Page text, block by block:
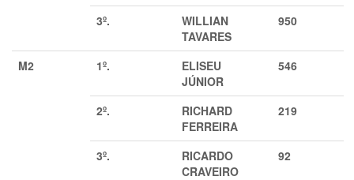
3º.
WILLIAN
TAVARES
950
M2 1º.
ELISEU
JÚNIOR
546
2º.
RICHARD
FERREIRA
219
3º.
RICARDO
CRAVEIRO
92